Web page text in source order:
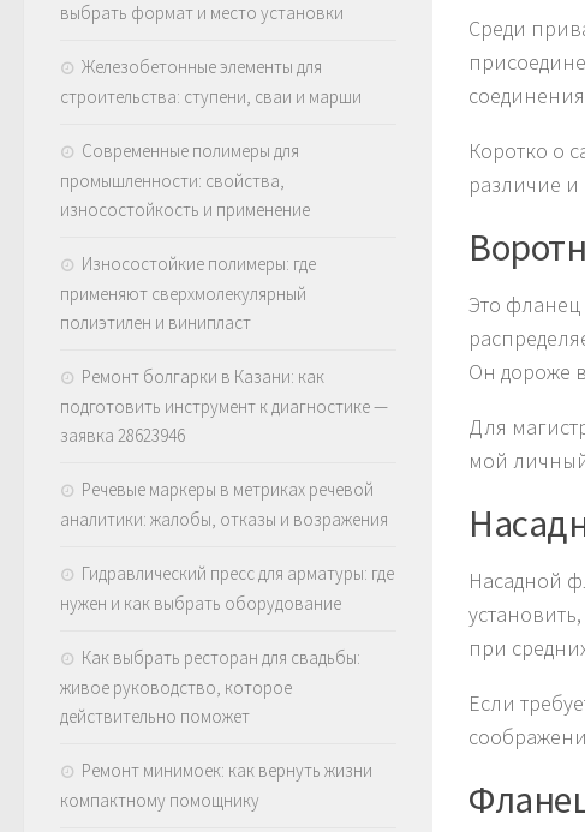
Среди
Коротко о
различие
Это фланец
Он дороже
Для
мой
Насадной
при
Если
выбрать формат и место установки
Железобетонные элементы для
строительства: ступени, сваи и марши
Современные полимеры для
промышленности: свойства,
износостойкость и применение
Износостойкие полимеры: где
применяют сверхмолекулярный
полиэтилен и винипласт
Ремонт болгарки в Казани: как
подготовить инструмент к диагностике —
заявка 28623946
Речевые маркеры в метриках речевой
аналитики: жалобы, отказы и возражения
Гидравлический пресс для арматуры: где
нужен и как выбрать оборудование
Как выбрать ресторан для свадьбы:
живое руководство, которое
действительно поможет
Ремонт минимоек: как вернуть жизни
компактному помощнику